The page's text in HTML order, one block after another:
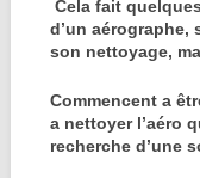
Cela fait
d’un
son nettoyage,
Commencent a
a nettoyer l’aéro
recherche d’une